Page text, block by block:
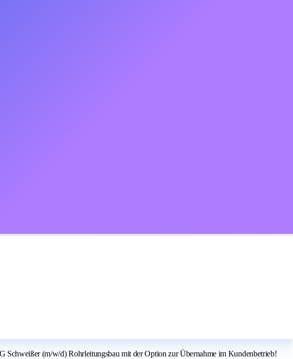
(m/w/d) Rohrleitungsbau mit der Option zur Übernahme im Kundenbetrieb!